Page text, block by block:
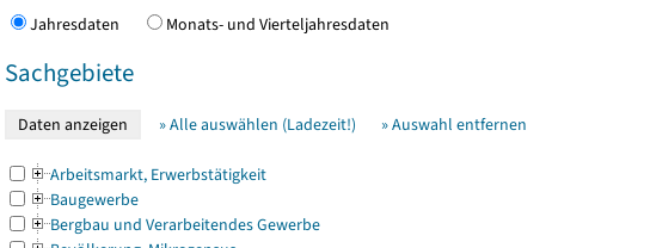
Jahresdaten Monats- und Vierteljahresdaten
Sachgebiete
» Alle auswählen (Ladezeit!) » Auswahl entfernen
Arbeitsmarkt, Erwerbstätigkeit
Baugewerbe
Bergbau und Verarbeitendes Gewerbe